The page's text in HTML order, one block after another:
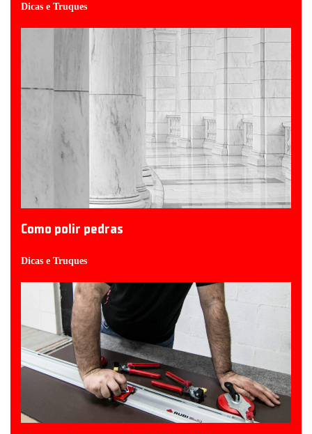
Dicas e Truques
Como polir pedras
Dicas e Truques